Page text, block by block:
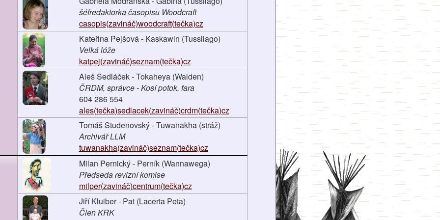
šéfredaktorka časopisu Woodcraft
casopis(zavináč)woodcraft(tečka)cz
Kateřina Pejšová - Kaskawin (Tussilago)
Velká lóže
katpej(zavináč)seznam(tečka)cz
Aleš Sedláček - Tokaheya (Walden)
ČRDM, správce - Kosí potok, fara
604 286 554
ales(tečka)sedlacek(zavináč)crdm(tečka)cz
Tomáš Studenovský - Tuwanakha (stráž)
Archivář LLM
tuwanakha(zavináč)seznam(tečka)cz
Milan Pernický - Perník (Wannawega)
Předseda revizní komise
milper(zavináč)centrum(tečka)cz
Jiří Kluiber - Pat (Lacerta Peta)
Člen KRK